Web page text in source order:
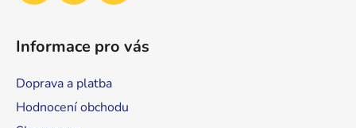
Informace pro vás
Doprava a platba
Hodnocení obchodu